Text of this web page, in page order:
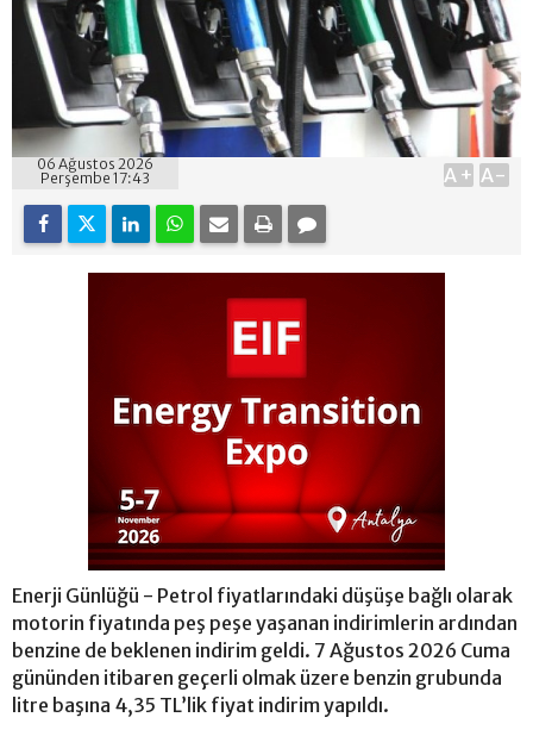
06 Ağustos 2026
Perşembe 17:43
A+ A-
Enerji Günlüğü - Petrol fiyatlarındaki düşüşe bağlı olarak
motorin fiyatında peş peşe yaşanan indirimlerin ardından
benzine de beklenen indirim geldi. 7 Ağustos 2026 Cuma
gününden itibaren geçerli olmak üzere benzin grubunda
litre başına 4,35 TL’lik fiyat indirim yapıldı.